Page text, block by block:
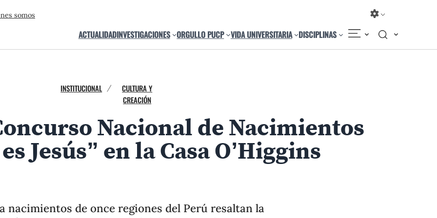
somos
ACTUALIDADINVESTIGACIONES ORGULLO PUCP VIDA UNIVERSITARIA DISCIPLINAS
INSTITUCIONAL /
CULTURA Y
CREACIÓN
Nacional de Nacimientos
Jesús” en la Casa O’Higgins
de 50 nacimientos que puedes ver en la Casa O’Higgins. 1/
nacimientos de once regiones del Perú resaltan la